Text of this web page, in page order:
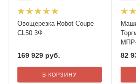
Овощерезка Robot Coupe
CL50 3Ф
169 929 руб.
В КОРЗИНУ
82